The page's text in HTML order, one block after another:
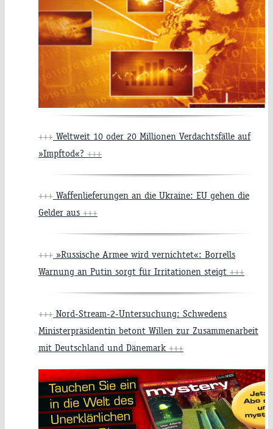
+++ Weltweit 10 oder 20 Millionen Verdachtsfälle auf
»Impftod«? +++
+++ Waffenlieferungen an die Ukraine: EU gehen die
Gelder aus +++
+++ »Russische Armee wird vernichtet«: Borrells
Warnung an Putin sorgt für Irritationen steigt +++
+++ Nord-Stream-2-Untersuchung: Schwedens
Ministerpräsidentin betont Willen zur Zusammenarbeit
mit Deutschland und Dänemark +++